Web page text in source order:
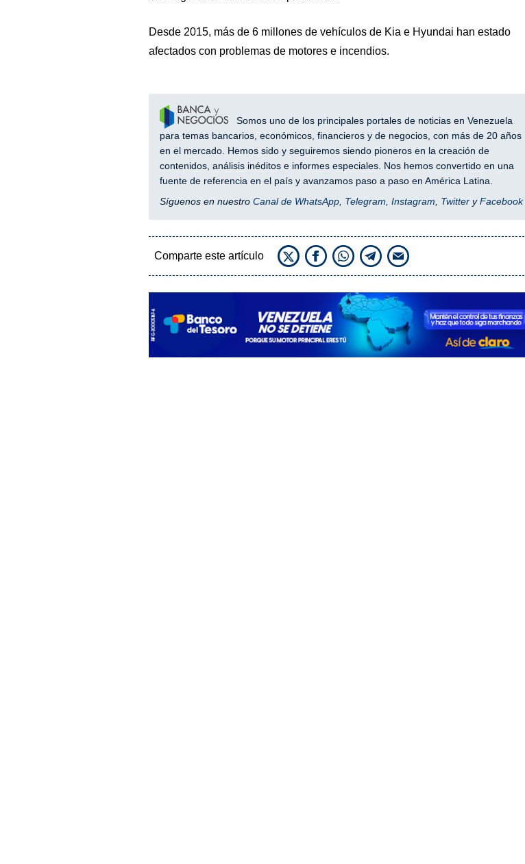
Desde 2015, más de 6 millones de vehículos de Kia e Hyundai han estado
afectados con problemas de motores e incendios.
Somos uno de los principales portales de noticias en Venezuela
para temas bancarios, económicos, financieros y de negocios, con más de 20 años
en el mercado. Hemos sido y seguiremos siendo pioneros en la creación de
contenidos, análisis inéditos e informes especiales. Nos hemos convertido en una
fuente de referencia en el país y avanzamos paso a paso en América Latina.
Síguenos en nuestro Canal de WhatsApp, Telegram, Instagram, TwitteryFacebook
Comparte este artículo